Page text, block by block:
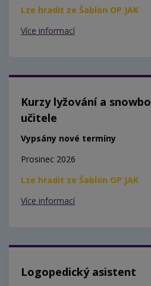
Lze hradit ze Šablon OP JAK
Více informací
Kurzy lyžování a
učitele
Vypsány nové termíny
Prosinec 2026
Lze hradit ze Šablon OP JAK
Více informací
Logopedický asistent